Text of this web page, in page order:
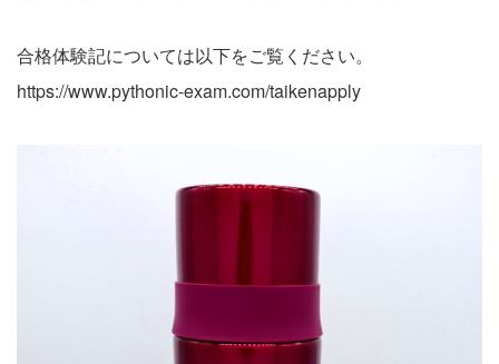
合格体験記については以下をご覧ください。
https://www.pythonic-exam.com/taikenapply